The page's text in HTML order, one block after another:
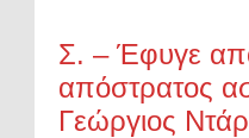
Σ. – Έφυγε
απόστρατος
Γεώργιος